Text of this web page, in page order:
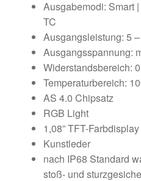
Ausgabemodi: Smart
TC
Ausgangsleistung: 5
Ausgangsspannung:
Widerstandsbereich:
Temperaturbereich:
AS 4.0 Chipsatz
RGB Light
1,08” TFT-Farbdisplay
Kunstleder
nach IP68 Standard
stoß- und